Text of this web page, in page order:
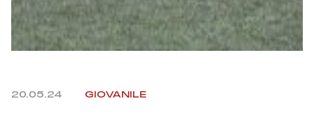
Gift Card Online Store
20.05.24 GIOVANILE